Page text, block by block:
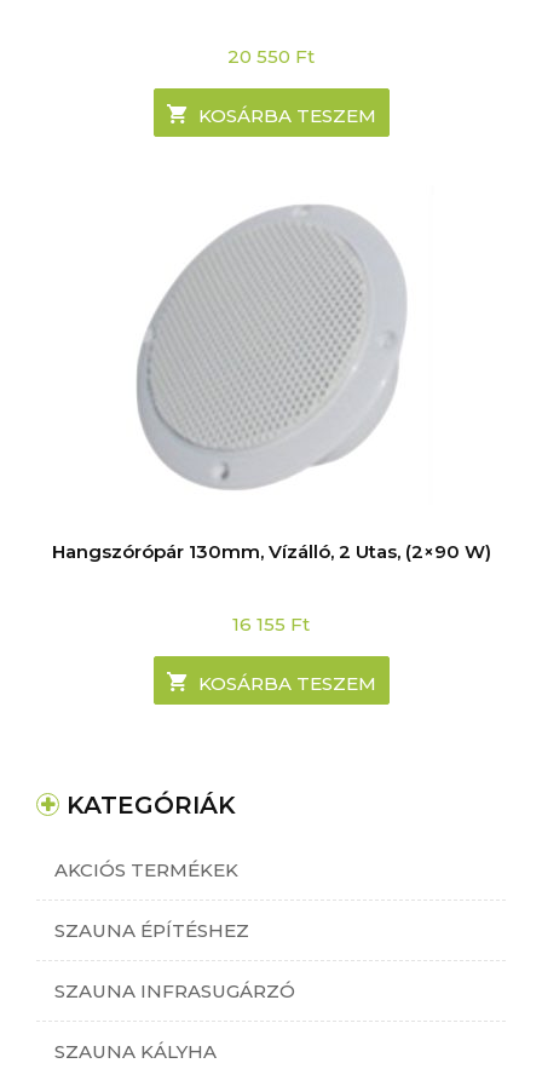
20 550 Ft
KOSÁRBA TESZEM
Hangszórópár 130mm, Vízálló, 2 Utas, (2×90 W)
16 155 Ft
KOSÁRBA TESZEM
KATEGÓRIÁK
AKCIÓS TERMÉKEK
SZAUNA ÉPÍTÉSHEZ
SZAUNA INFRASUGÁRZÓ
SZAUNA KÁLYHA